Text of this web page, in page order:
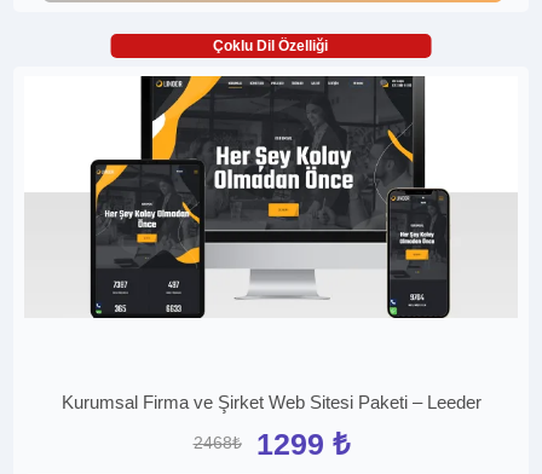
Çoklu Dil Özelliği
Kurumsal Firma ve Şirket Web Sitesi Paketi – Leeder
2468₺ 1299 ₺